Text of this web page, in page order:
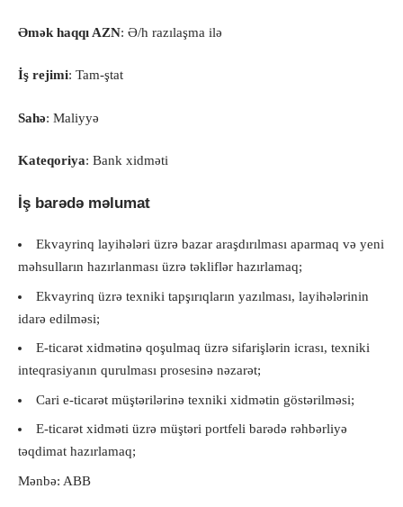
Əmək haqqı AZN: Ə/h razılaşma ilə
İş rejimi: Tam-ştat
Sahə: Maliyyə
Kateqoriya: Bank xidməti
İş barədə məlumat
Ekvayrinq layihələri üzrə bazar araşdırılması aparmaq və yeni
məhsulların hazırlanması üzrə təkliflər hazırlamaq;
Ekvayrinq üzrə texniki tapşırıqların yazılması, layihələrinin
idarə edilməsi;
E-ticarət xidmətinə qoşulmaq üzrə sifarişlərin icrası, texniki
inteqrasiyanın qurulması prosesinə nəzarət;
Cari e-ticarət müştərilərinə texniki xidmətin göstərilməsi;
E-ticarət xidməti üzrə müştəri portfeli barədə rəhbərliyə
təqdimat hazırlamaq;
Mənbə: ABB